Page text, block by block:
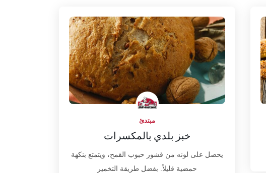
مبتدئ
خبز بلدي بالمكسرات
يحصل على لونه من قشور حبوب القمح، ويتمتع بنكهة
حمضية قليلاً. بفضل طريقة التخمير